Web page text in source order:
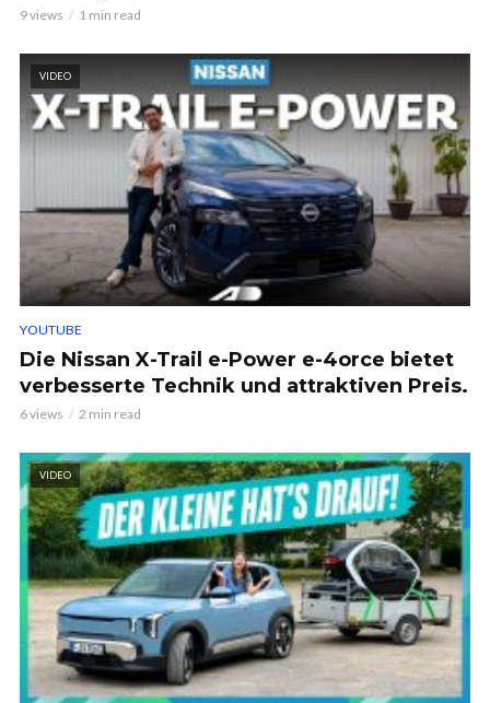
9 views 1 min read
VIDEO
YOUTUBE
Die Nissan X-Trail e-Power e-4orce bietet
verbesserte Technik und attraktiven Preis.
6 views 2 min read
VIDEO